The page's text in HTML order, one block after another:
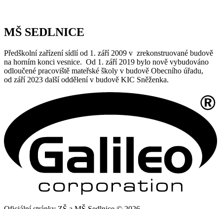
MŠ SEDLNICE
Předškolní zařízení sídlí od 1. září 2009 v zrekonstruované budově
na horním konci vesnice. Od 1. září 2019 bylo nově vybudováno
odloučené pracoviště mateřské školy v budově Obecního úřadu,
od září 2023 další oddělení v budově KIC Sněženka.